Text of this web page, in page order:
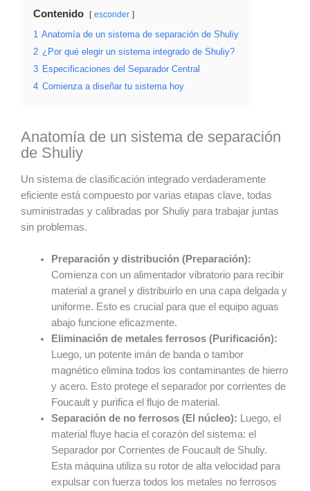
Contenido esconder
1 Anatomía de un sistema de separación de Shuliy
2 ¿Por qué elegir un sistema integrado de Shuliy?
3 Especificaciones del Separador Central
4 Comienza a diseñar tu sistema hoy
Anatomía de un sistema de separación
de Shuliy
Un sistema de clasificación integrado verdaderamente
eficiente está compuesto por varias etapas clave, todas
suministradas y calibradas por Shuliy para trabajar juntas
sin problemas.
Preparación y distribución (Preparación):
Comienza con un alimentador vibratorio para recibir
material a granel y distribuirlo en una capa delgada y
uniforme. Esto es crucial para que el equipo aguas
abajo funcione eficazmente.
Eliminación de metales ferrosos (Purificación):
Luego, un potente imán de banda o tambor
magnético elimina todos los contaminantes de hierro
y acero. Esto protege el separador por corrientes de
Foucault y purifica el flujo de material.
Separación de no ferrosos (El núcleo): Luego, el
material fluye hacia el corazón del sistema: el
Separador por Corrientes de Foucault de Shuliy.
Esta máquina utiliza su rotor de alta velocidad para
expulsar con fuerza todos los metales no ferrosos